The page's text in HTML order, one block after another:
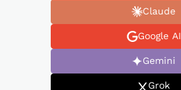
Claude
Google AI
Gemini
Grok